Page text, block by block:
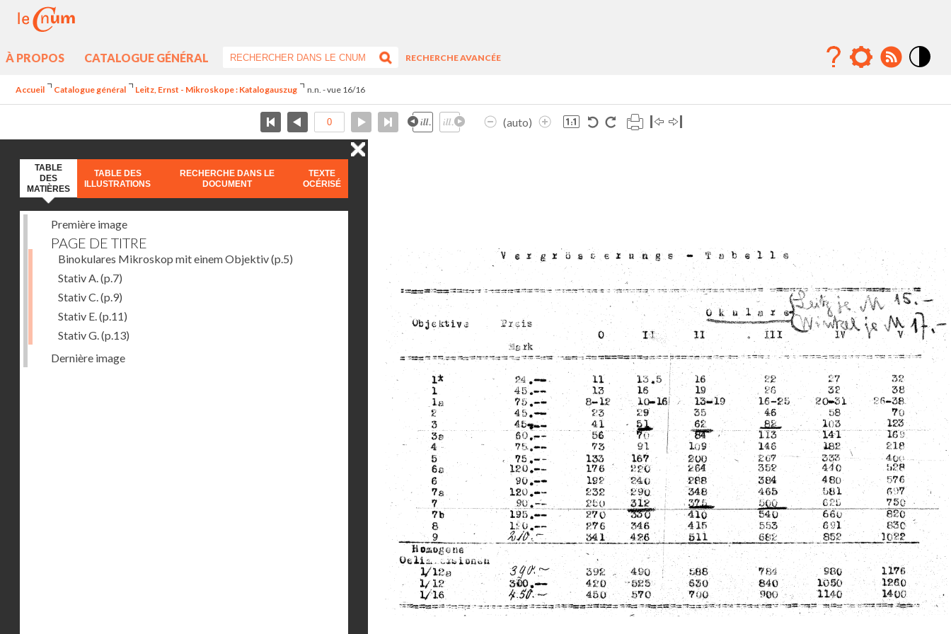
À PROPOS CATALOGUE GÉNÉRAL
RECHERCHE AVANCÉE
Accueil Catalogue général Leitz, Ernst - Mikroskope : Katalogauszug n.n. - vue 16/16
(auto)
TABLE
DES
MATIÈRES
TABLE DES
ILLUSTRATIONS
RECHERCHE DANS LE
DOCUMENT
TEXTE
OCÉRISÉ
Première image
PAGE DE TITRE
Binokulares Mikroskop mit einem Objektiv(p.5)
Stativ A.(p.7)
Stativ C.(p.9)
Stativ E.(p.11)
Stativ G.(p.13)
Dernière image